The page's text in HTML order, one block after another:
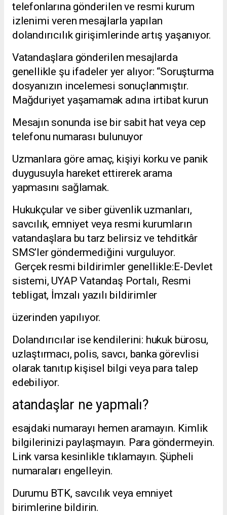
telefonlarına gönderilen ve resmi kurum
izlenimi veren mesajlarla yapılan
dolandırıcılık girişimlerinde artış yaşanıyor.
Vatandaşlara gönderilen mesajlarda
genellikle şu ifadeler yer alıyor: “Soruşturma
dosyanızın incelemesi sonuçlanmıştır.
Mağduriyet yaşamamak adına irtibat kurun
Mesajın sonunda ise bir sabit hat veya cep
telefonu numarası bulunuyor
Uzmanlara göre amaç, kişiyi korku ve panik
duygusuyla hareket ettirerek arama
yapmasını sağlamak.
Hukukçular ve siber güvenlik uzmanları,
savcılık, emniyet veya resmi kurumların
vatandaşlara bu tarz belirsiz ve tehditkâr
SMS’ler göndermediğini vurguluyor.
Gerçek resmi bildirimler genellikle:E-Devlet
sistemi, UYAP Vatandaş Portalı, Resmi
tebligat, İmzalı yazılı bildirimler
üzerinden yapılıyor.
Dolandırıcılar ise kendilerini: hukuk bürosu,
uzlaştırmacı, polis, savcı, banka görevlisi
olarak tanıtıp kişisel bilgi veya para talep
edebiliyor.
atandaşlar ne yapmalı?
esajdaki numarayı hemen aramayın. Kimlik
bilgilerinizi paylaşmayın. Para göndermeyin.
Link varsa kesinlikle tıklamayın. Şüpheli
numaraları engelleyin.
Durumu BTK, savcılık veya emniyet
birimlerine bildirin.